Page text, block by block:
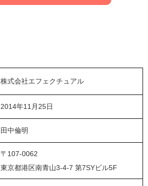
株式会社エフェクチュアル
2014年11月25日
田中倫明
〒107-0062
東京都港区南青山3-4-7 第7SYビル5F